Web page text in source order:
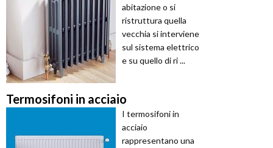
abitazione o si
ristruttura quella
vecchia si interviene
sul sistema elettrico
e su quello di ri ...
Termosifoni in acciaio
I termosifoni in
acciaio
rappresentano una